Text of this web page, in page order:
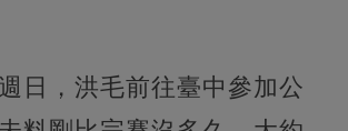
日，洪毛前往臺中參加公